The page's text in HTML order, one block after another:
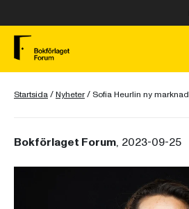
Startsida/Nyheter/Sofia Heurlin ny
Bokförlaget Forum, 2023-09-25